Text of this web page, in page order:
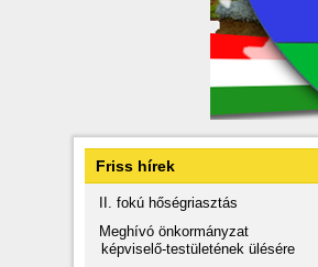
Friss hírek
II. fokú hőségriasztás
Meghívó önkormányzat
képviselő-testületének ülésére